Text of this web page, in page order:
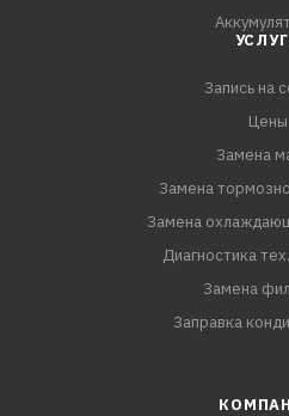
Запись на
Цены
Замена
Замена
Замена
Диагностика
Замена
Заправка